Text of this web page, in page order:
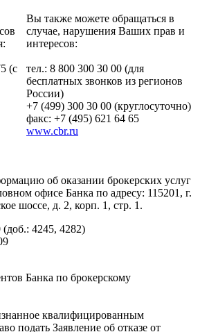
(с
Вы также можете обращаться в
случае, нарушения Ваших прав и
интересов:
тел.: 8 800 300 30 00 (для
бесплатных звонков из регионов
России)
+7 (499) 300 30 00 (круглосуточно)
факс: +7 (495) 621 64 65
www.cbr.ru
об оказании брокерских услуг
офисе Банка по адресу: 115201, г.
шоссе, д. 2, корп. 1, стр. 1.
(доб.: 4245, 4282)
Банка по брокерскому
квалифицированным
подать Заявление об отказе от